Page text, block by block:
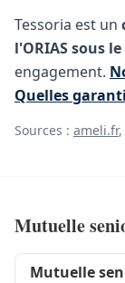
Tessoria est un
l'ORIAS sous le
engagement.
Quelles
Sources : ameli.fr,
Mutuelle
Mutuelle